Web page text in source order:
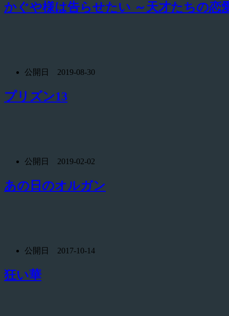
かぐや様は告らせたい ～天才たちの恋
公開日 2019-08-30
プリズン13
公開日 2019-02-02
あの日のオルガン
公開日 2017-10-14
狂い華